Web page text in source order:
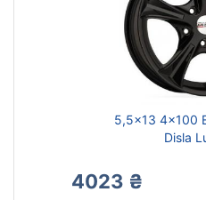
5,5x13 4x100
Disla
4023 ₴